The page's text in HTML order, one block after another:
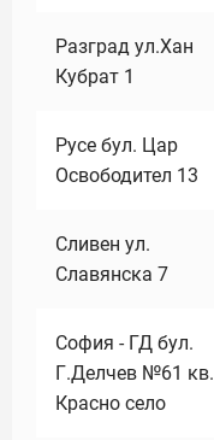
Разград ул.Хан
Кубрат 1
Русе бул. Цар
Освободител 13
Сливен ул.
Славянска 7
София - ГД бул.
Г.Делчев №61 кв.
Красно село